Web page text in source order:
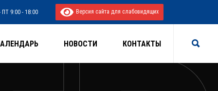
ПТ 9:00 - 18:00 Версия сайта для слабовидящих
НОВОСТИ КОНТАКТЫ